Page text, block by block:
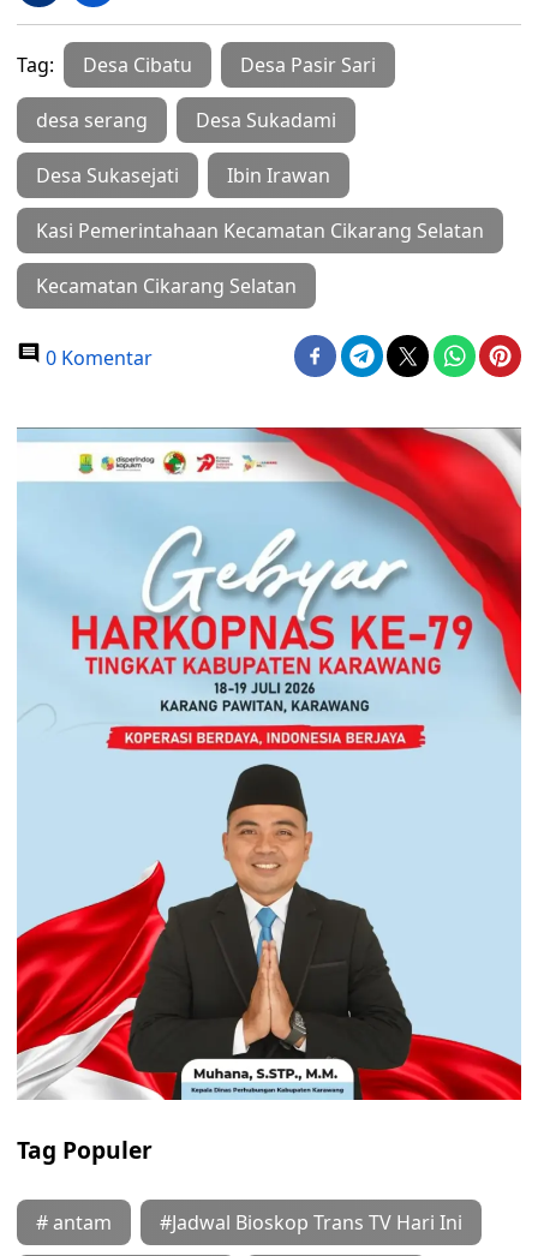
Tag: Desa Cibatu Desa Pasir Sari
desa serang Desa Sukadami
Desa Sukasejati Ibin Irawan
Kasi Pemerintahaan Kecamatan Cikarang Selatan
Kecamatan Cikarang Selatan
0 Komentar
Tag Populer
# antam #Jadwal Bioskop Trans TV Hari Ini